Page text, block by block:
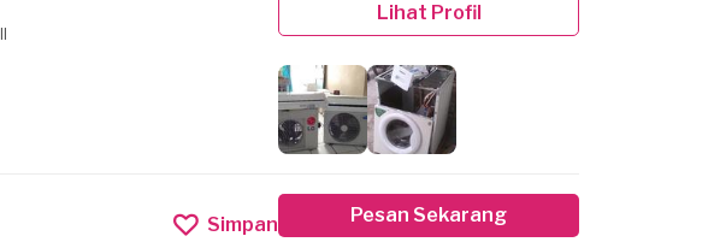
Lihat Profil
Simpan Pesan Sekarang